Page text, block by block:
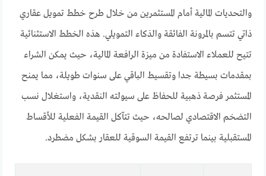
والتحديات المالية أمام المستثمرين من خلال طرح خطط تمويل عقاري
ذاتي تتسم بالمرونة الفائقة والذكاء التمويلي. هذه الخطط الاستثنائية
تتيح للعملاء الاستفادة من ميزة الرافعة المالية، حيث يمكن الشراء
بمقدمات بسيطة جدا وتقسيط الباقي على سنوات طويلة، مما يمنح
المستثمر فرصة ذهبية للحفاظ على سيولته النقدية، واستغلال نسب
التضخم الاقتصادي لصالحه، حيث تتآكل القيمة الفعلية للأقساط
المستقبلية بينما ترتفع القيمة السوقية للعقار بشكل مضطرد.